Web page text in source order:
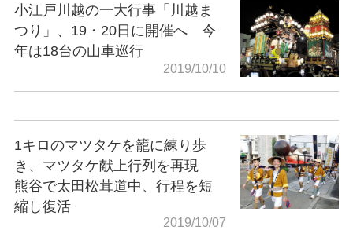
小江戸川越の一大行事「川越ま
つり」、19・20日に開催へ 今
年は18台の山車巡行
2019/10/10
1キロのマツタケを籠に練り歩
き、マツタケ献上行列を再現
熊谷で太田松茸道中、行程を短
縮し復活
2019/10/07